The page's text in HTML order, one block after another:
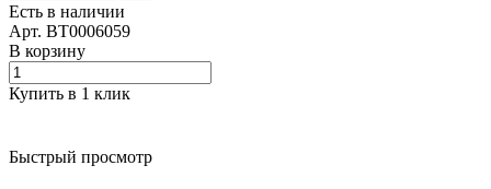
Есть в наличии
Арт. BT0006059
В корзину
Купить в 1 клик
Быстрый просмотр